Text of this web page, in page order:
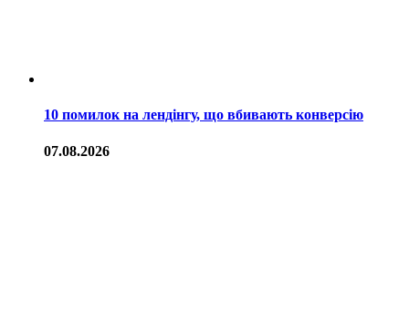
10 помилок на лендінгу, що вбивають конверсію
07.08.2026